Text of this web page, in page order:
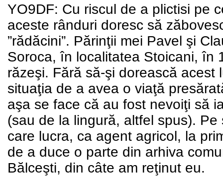
YO9DF: Cu riscul de a plictisi pe
aceste rânduri doresc să
”rădăcini”. Părinţii mei Pavel şi
Soroca, în localitatea Stoicani, în
răzeşi. Fără să-şi dorească
situaţia de a avea o viaţă
aşa se face că au fost nevoiţi să
(sau de la lingură, altfel spus).
care lucra, ca agent agricol, la
de a duce o parte din arhiva
Bălceşti, din câte am reţinut eu.